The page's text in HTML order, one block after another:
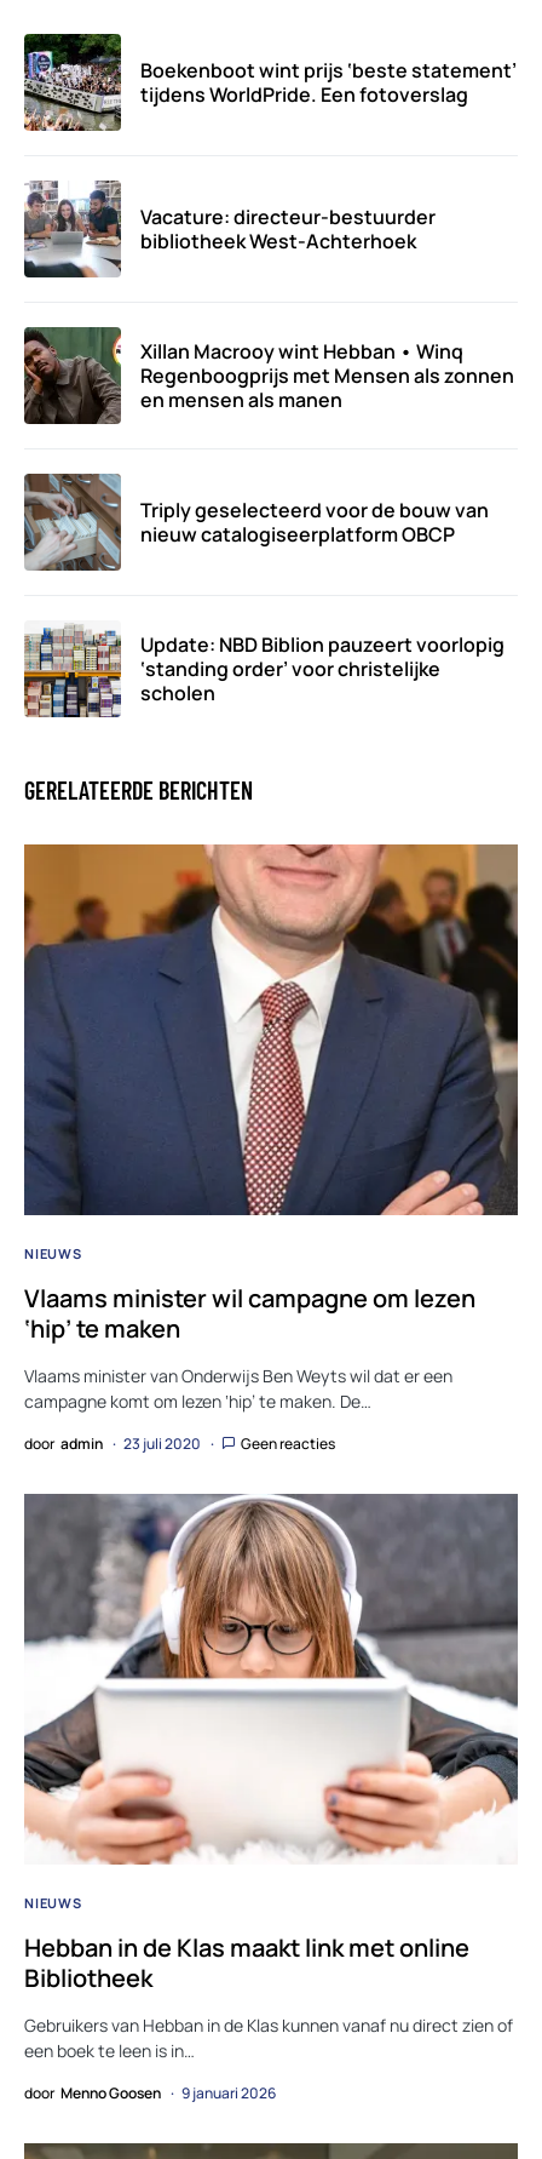
Boekenboot wint prijs ‘beste statement’
tijdens WorldPride. Een fotoverslag
Vacature: directeur-bestuurder
bibliotheek West-Achterhoek
Xillan Macrooy wint Hebban • Winq
Regenboogprijs met Mensen als zonnen
en mensen als manen
Triply geselecteerd voor de bouw van
nieuw catalogiseerplatform OBCP
Update: NBD Biblion pauzeert voorlopig
‘standing order’ voor christelijke
scholen
GERELATEERDE BERICHTEN
NIEUWS
Vlaams minister wil campagne om lezen
‘hip’ te maken
Vlaams minister van Onderwijs Ben Weyts wil dat er een
campagne komt om lezen ‘hip’ te maken. De…
door admin 23 juli 2020 Geen reacties
NIEUWS
Hebban in de Klas maakt link met online
Bibliotheek
Gebruikers van Hebban in de Klas kunnen vanaf nu direct zien of
een boek te leen is in…
door Menno Goosen 9 januari 2026